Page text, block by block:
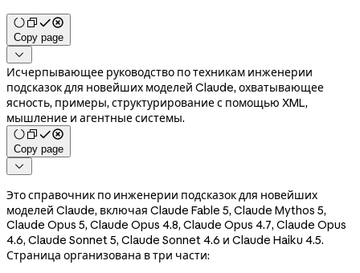
Copy page

Исчерпывающее руководство по техникам инженерии
подсказок для новейших моделей Claude, охватывающее
ясность, примеры, структурирование с помощью XML,
мышление и агентные системы.
Copy page

Это справочник по инженерии подсказок для новейших
моделей Claude, включая Claude Fable 5, Claude Mythos 5,
Claude Opus 5, Claude Opus 4.8, Claude Opus 4.7, Claude Opus
4.6, Claude Sonnet 5, Claude Sonnet 4.6 и Claude Haiku 4.5.
Страница организована в три части: